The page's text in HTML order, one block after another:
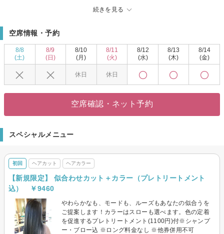
続きを見る
イムをお過ごしください。
【厳選メニューで理想以上のスタイルへ★】
ハイクオリティな施術をお手頃価格でご提供。ベテランスタイリストが、一
タイルをご提案致します。思い切ったイメージチェンジもおまかせくださ
空席情報・予約
8/8
(土)
8/9
(日)
8/10
(月)
休日
8/11
(火)
休日
8/12
(水)
8/13
(木)
8/14
(金)
空席確認・ネット予約
スペシャルメニュー
初回 ヘアカット ヘアカラー
【新規限定】 似合わせカット＋カラー（プレトリートメント
込） ￥9460
やわらかなも、モードも、ルーズもあなたの似合うを
ご提案します！カラーはスローも選べます。色の定着
を促進するプレトリートメント(1100円)付※シャンプ
ー・ブロー込 ※ロング料金なし ※他券併用不可